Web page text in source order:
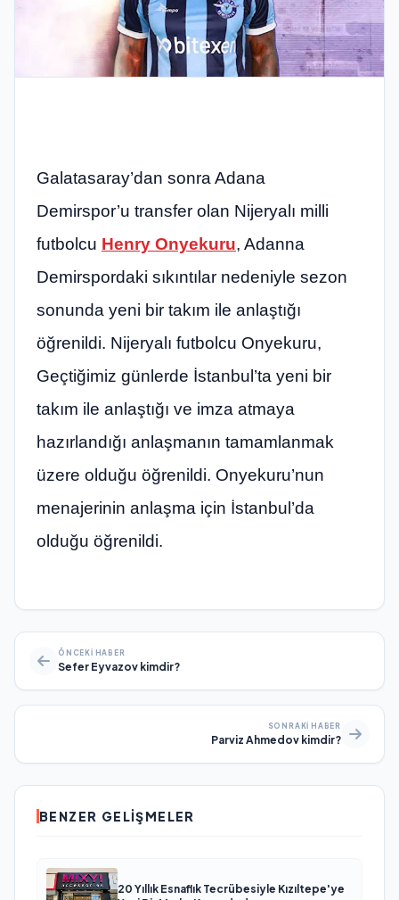
Galatasaray’dan sonra Adana
Demirspor’u transfer olan Nijeryalı milli
futbolcu Henry Onyekuru, Adanna
Demirspordaki sıkıntılar nedeniyle sezon
sonunda yeni bir takım ile anlaştığı
öğrenildi. Nijeryalı futbolcu Onyekuru,
Geçtiğimiz günlerde İstanbul’ta yeni bir
takım ile anlaştığı ve imza atmaya
hazırlandığı anlaşmanın tamamlanmak
üzere olduğu öğrenildi. Onyekuru’nun
menajerinin anlaşma için İstanbul’da
olduğu öğrenildi.
ÖNCEKI HABER
Sefer Eyvazov kimdir?
SONRAKI HABER
Parviz Ahmedov kimdir?
BENZER GELIŞMELER
20 Yıllık Esnaflık Tecrübesiyle Kızıltepe'ye